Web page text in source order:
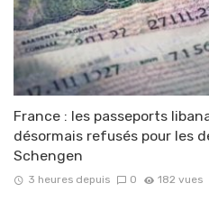
France : les passeports
désormais refusés pour les
Schengen
3 heures depuis 0 182 vues